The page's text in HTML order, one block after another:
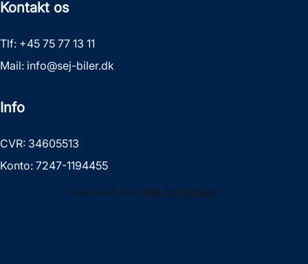
Kontakt os
Tlf: +45 75 77 13 11
Mail: info@sej-biler.dk
Info
CVR: 34605513
Konto: 7247-1194455